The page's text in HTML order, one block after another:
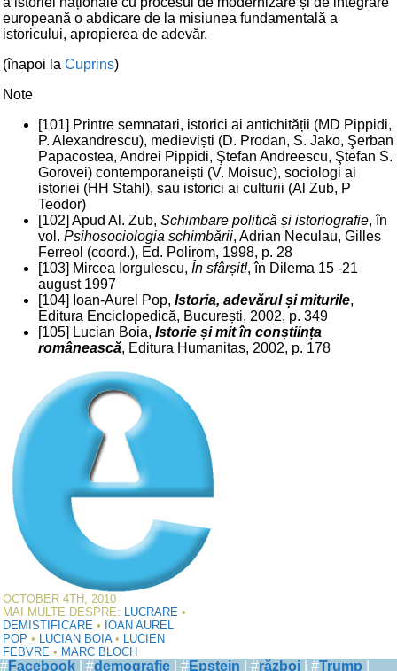
europeană o abdicare de la misiunea fundamentală a
istoricului, apropierea de adevăr.
(înapoi la Cuprins)
Note
[101] Printre semnatari, istorici ai antichității (MD Pippidi,
P. Alexandrescu), medieviști (D. Prodan, S. Jako, Şerban
Papacostea, Andrei Pippidi, Ştefan Andreescu, Ştefan S.
Gorovei) contemporaneiști (V. Moisuc), sociologi ai
istoriei (HH Stahl), sau istorici ai culturii (Al Zub, P
Teodor)
[102] Apud Al. Zub, Schimbare politică și istoriografie, în
vol. Psihosociologia schimbării, Adrian Neculau, Gilles
Ferreol (coord.), Ed. Polirom, 1998, p. 28
[103] Mircea Iorgulescu, În sfârșit!, în Dilema 15 -21
august 1997
[104] Ioan-Aurel Pop, Istoria, adevărul și miturile,
Editura Enciclopedică, București, 2002, p. 349
[105] Lucian Boia, Istorie și mit în conștiința
românească, Editura Humanitas, 2002, p. 178
OCTOBER 4TH, 2010
MAI MULTE DESPRE:
LUCRARE •
DEMISTIFICARE • IOAN AUREL
POP • LUCIAN BOIA•
LUCIEN
FEBVRE • MARC BLOCH
#Facebook | #demografie | #Epstein | #război | #Trump